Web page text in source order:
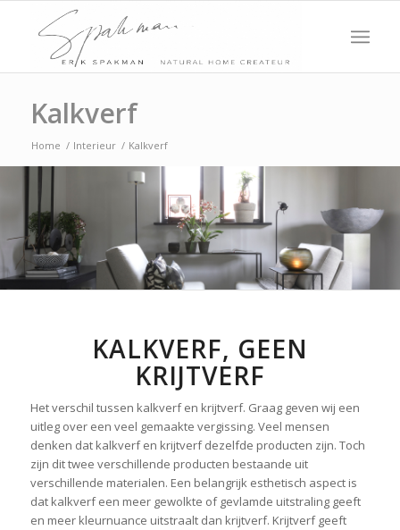
Kalkverf
Home / Interieur / Kalkverf
KALKVERF, GEEN
KRIJTVERF
Het verschil tussen kalkverf en krijtverf. Graag geven wij een
uitleg over een veel gemaakte vergissing. Veel mensen
denken dat kalkverf en krijtverf dezelfde producten zijn. Toch
zijn dit twee verschillende producten bestaande uit
verschillende materialen. Een belangrijk esthetisch aspect is
dat kalkverf een meer gewolkte of gevlamde uitstraling geeft
en meer kleurnuance uitstraalt dan krijtverf. Krijtverf geeft